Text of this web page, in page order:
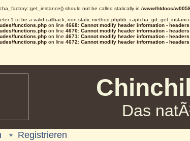
should not be called statically in /www/htdocs/
1 to be a valid callback, non-static method
functions.php on line 4668: Cannot modify header information -
functions.php on line 4670: Cannot modify header information -
functions.php on line 4671 : Cannot modify header information -
functions.php on line 4672: Cannot modify header information -
Das
Registrieren